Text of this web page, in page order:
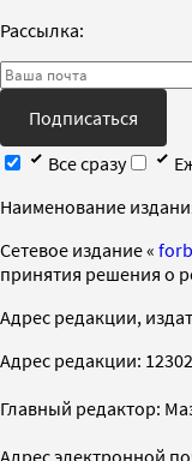
Рассылка:
Подписаться
Все сразу
Наименование
Cетевое издание «
принятия решения о
Адрес редакции,
Адрес редакции:
Главный редактор:
Адрес электронной